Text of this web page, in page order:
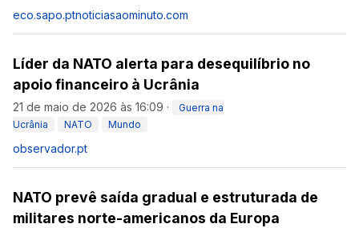
eco.sapo.ptnoticiasaominuto.com
Líder da NATO alerta para desequilíbrio no
apoio financeiro à Ucrânia
21 de maio de 2026 às 16:09 ·
Guerra na
Ucrânia
NATO Mundo
observador.pt
NATO prevê saída gradual e estruturada de
militares norte-americanos da Europa